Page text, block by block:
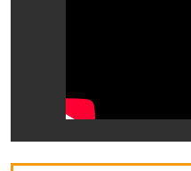
Le foyer rural